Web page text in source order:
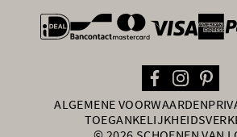
general.paymentOptions
ALGEMENE VOORWAARDEN